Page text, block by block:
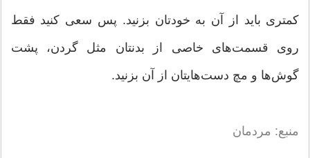
کمتری باید از آن به خودتان بزنید. پس سعی کنید فقط
روی قسمت‌های خاصی از بدنتان مثل گردن، پشت
گوش‌ها و مچ دست‌هایتان از آن بزنید.
منبع: مردمان